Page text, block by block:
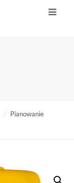
Pianowanie